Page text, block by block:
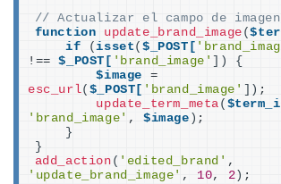
// Actualizar el campo de imagen
function
update_brand_image (
if
(isset ($_POST[
!== $_POST[ 'brand_image' ])
{
$image
esc_url( $_POST[ 'brand_image' ]) ;
update_term_meta (
'brand_image' , $image ) ;
}
}
add_action ( 'edited_brand'
'update_brand_image' , 10, 2 ) ;